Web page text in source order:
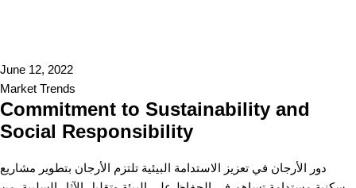
June 12, 2022
Market Trends
Commitment to Sustainability and
Social Responsibility
دور الأرجان في تعزيز الاستدامة البيئية تلتزم الأرجان بتطوير مشاريع